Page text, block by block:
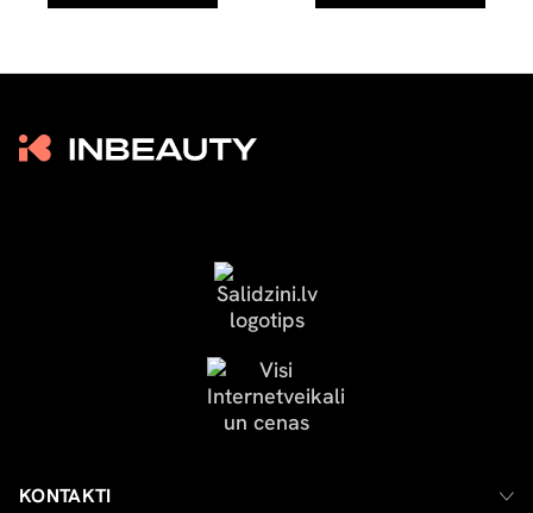
KONTAKTI